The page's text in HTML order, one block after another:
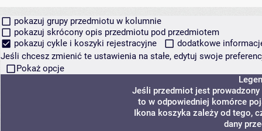
pokazuj grupy przedmiotu w kolumnie
pokazuj skrócony opis przedmiotu pod przedmiotem
pokazuj cykle i koszyki rejestracyjne
dodatkowe
Jeśli chcesz zmienić te ustawienia na stałe, edytuj swoje
Pokaż opcje
Jeśli przedmiot jest prowadzony
to w odpowiedniej komórce
Ikona koszyka zależy od tego,
dany